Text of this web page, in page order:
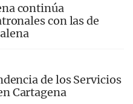
continúa
con las de
de los Servicios
Cartagena